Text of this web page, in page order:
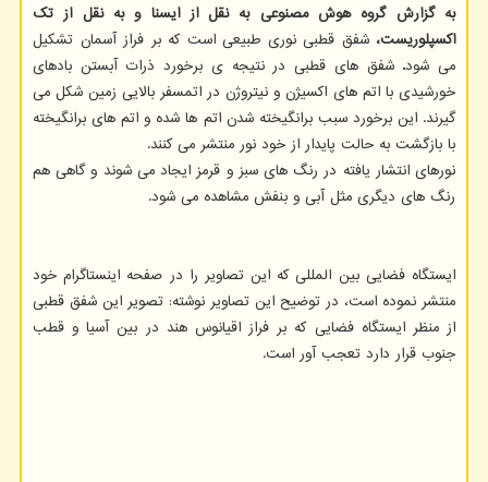
به گزارش گروه هوش مصنوعی به نقل از ایسنا و به نقل از تک
اکسپلوریست،شفق قطبی نوری طبیعی است که بر فراز آسمان تشکیل
می شود.شفق های قطبی در نتیجه ی برخورد ذرات آبستن بادهای
خورشیدی با اتم های اکسیژن و نیتروژن در اتمسفر بالایی زمین شکل می
گیرند. این برخورد سبب برانگیخته شدن اتم ها شده و اتم های برانگیخته
با بازگشت به حالت پایدار از خود نور منتشر می کنند.
نورهای انتشار یافته در رنگ های سبز و قرمز ایجاد می شوند و گاهی هم
رنگ های دیگری مثل آبی و بنفش مشاهده می شود.
ایستگاه فضایی بین المللی که این تصاویر را در صفحه اینستاگرام خود
منتشر نموده است، در توضیح این تصاویر نوشته: تصویر این شفق قطبی
از منظر ایستگاه فضایی که بر فراز اقیانوس هند در بین آسیا و قطب
جنوب قرار دارد تعجب آور است.